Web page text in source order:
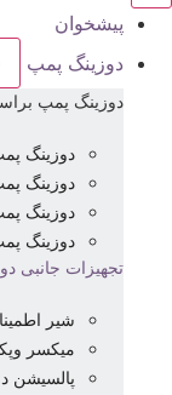
پیشخوان
دوزینگ پمپ
دوزینگ پمپ
دوزینگ
دوزینگ
دوزینگ
دوزینگ
تجهیزات جانبی
شیر
میکسر
پالسیشن